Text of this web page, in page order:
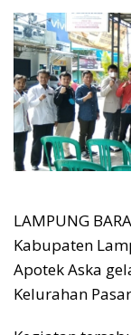
LAMPUNG
Kabupaten
Apotek Aska
Kelurahan